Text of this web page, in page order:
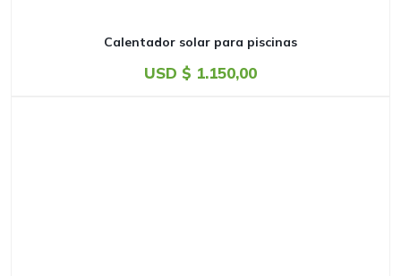
Calentador solar para piscinas
USD $ 1.150,00